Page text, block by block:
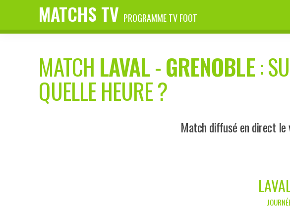
MATCHS TV PROGRAMME TV FOOT
MATCH LAVAL-GRENOBLE:
QUELLE HEURE ?
Match diffusé en direct